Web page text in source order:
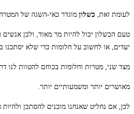
לעומת זאת, כשלון מוגדר כאי-השגה של המטרה
טעם הכשלון יכול להיות מר מאוד, ולכן אנשים
יעדים, או לחשוב על חלומות כדי שלא יסתכנו
מצד שני, מטרות וחלומות בכוחם להטוות לנו
מאושרים יותר ומשמעותיים יותר.
לכן, אם נחליט שאנחנו מוכנים להסתכן ולהיות